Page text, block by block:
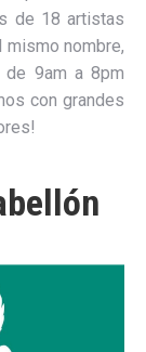
de 18 artistas
mismo nombre,
9am a 8pm
con grandes